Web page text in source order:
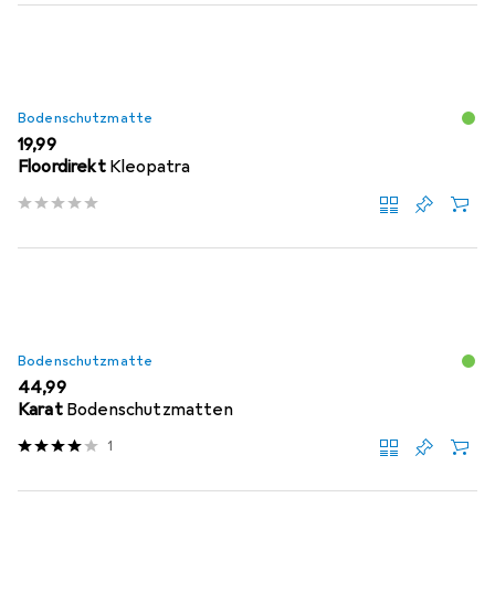
Bodenschutzmatte
EUR
19,99
Floordirekt Kleopatra
Bodenschutzmatte
EUR
44,99
Karat Bodenschutzmatten
1